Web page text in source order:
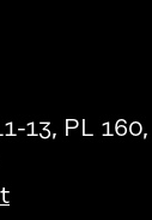
13, PL 160,